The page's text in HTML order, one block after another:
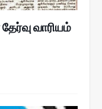
வாரியம்